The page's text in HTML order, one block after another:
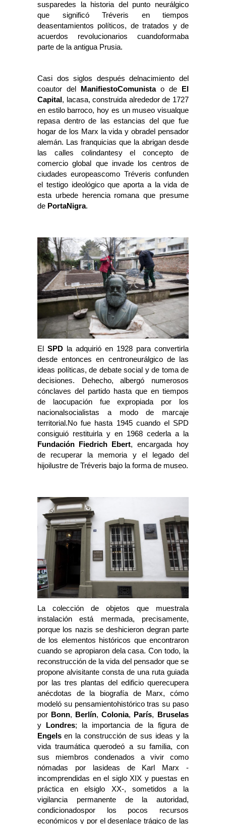
susparedes la historia del punto neurálgico
que significó Tréveris en tiempos
deasentamientos políticos, de tratados y de
acuerdos revolucionarios cuandoformaba
parte de la antigua Prusia.
Casi dos siglos después delnacimiento del
coautor del
ManifiestoComunistao de
El
Capital , lacasa, construida alrededor de 1727
en estilo barroco, hoy es un museo visualque
repasa dentro de las estancias del que fue
hogar de los Marx la vida y obradel pensador
alemán. Las franquicias que la abrigan desde
las calles colindantesy el concepto de
comercio global que invade los centros de
ciudades europeascomo Tréveris confunden
el testigo ideológico que aporta a la vida de
esta urbede herencia romana que presume
de PortaNigra.
El SPD
la adquirió en 1928 para convertirla
desde entonces en centroneurálgico de las
ideas políticas, de debate social y de toma de
decisiones. Dehecho, albergó numerosos
cónclaves del partido hasta que en tiempos
de laocupación fue expropiada por los
nacionalsocialistas a modo de marcaje
territorial.No fue hasta 1945 cuando el SPD
consiguió restituirla y en 1968 cederla a la
Fundación Fiedrich
Ebert, encargada hoy
de recuperar la memoria y el legado del
hijoilustre de Tréveris bajo la forma de museo.
La colección de objetos que muestrala
instalación está mermada, precisamente,
porque los nazis se deshicieron degran parte
de los elementos históricos que encontraron
cuando se apropiaron dela casa. Con todo, la
reconstrucción de la vida del pensador que se
propone alvisitante consta de una ruta guiada
por las tres plantas del edificio querecupera
anécdotas de la biografía de Marx, cómo
modeló su pensamientohistórico tras su paso
por Bonn, Berlín, Colonia, París,
Bruselas
y
Londres; la importancia de la figura de
Engels en la construcción de sus ideas y la
vida traumática querodeó a su familia, con
sus miembros condenados a vivir como
nómadas por lasideas de Karl Marx -
incomprendidas en el siglo XIX y puestas en
práctica en elsiglo XX-, sometidos a la
vigilancia permanente de la autoridad,
condicionadospor los pocos recursos
económicos y por el desenlace trágico de las